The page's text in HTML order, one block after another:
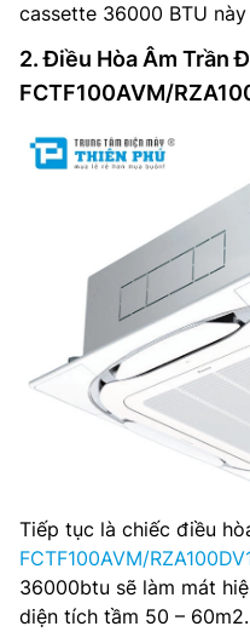
cassette 36000 BTU
2. Điều Hòa Âm Trần
FCTF100AVM/
Tiếp tục là chiếc điều
FCTF100AVM/
36000btu sẽ làm mát
diện tích tầm 50 –